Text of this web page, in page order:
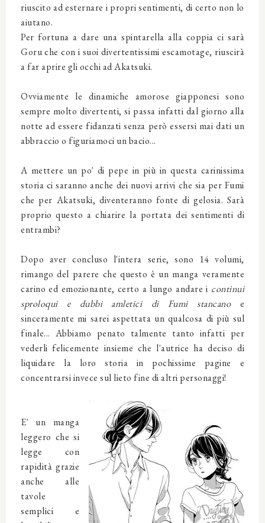
riuscito ad esternare i propri sentimenti, di certo non lo
aiutano.
Per fortuna a dare una spintarella alla coppia ci sarà
Goru che con i suoi divertentissimi escamotage, riuscirà
a far aprire gli occhi ad Akatsuki.
Ovviamente le dinamiche amorose giapponesi sono
sempre molto divertenti, si passa infatti dal giorno alla
notte ad essere fidanzati senza però essersi mai dati un
abbraccio o figuriamoci un bacio...
A mettere un po' di pepe in più in questa carinissima
storia ci saranno anche dei nuovi arrivi che sia per Fumi
che per Akatsuki, diventeranno fonte di gelosia. Sarà
proprio questo a chiarire la portata dei sentimenti di
entrambi?
Dopo aver concluso l'intera serie, sono 14 volumi,
rimango del parere che questo è un manga veramente
carino ed emozionante, certo a lungo andare i continui
sproloqui e dubbi amletici di Fumi stancanoe
sinceramente mi sarei aspettata un qualcosa di più sul
finale... Abbiamo penato talmente tanto infatti per
vederli felicemente insieme che l'autrice ha deciso di
liquidare la loro storia in pochissime pagine e
concentrarsi invece sul lieto fine di altri personaggi!
E' un manga
leggero che si
legge con
rapidità grazie
anche alle
tavole
semplici e